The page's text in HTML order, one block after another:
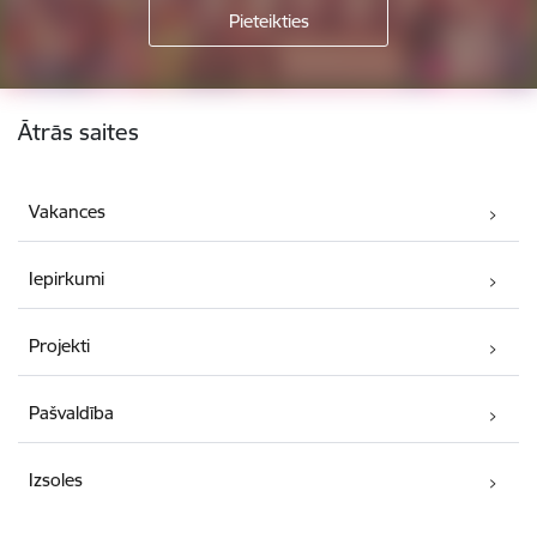
Kājene
Ātrās saites
Vakances
Iepirkumi
Projekti
Pašvaldība
Izsoles